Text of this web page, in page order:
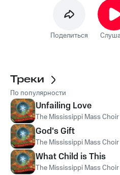
Поделиться
Треки
По популярности
Unfailing Love
The Mississippi Mass Choir
God's Gift
The Mississippi Mass Choir
What Child is This
The Mississippi Mass Choir